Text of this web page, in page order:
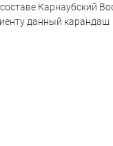
Карнаубский
данный карандаш